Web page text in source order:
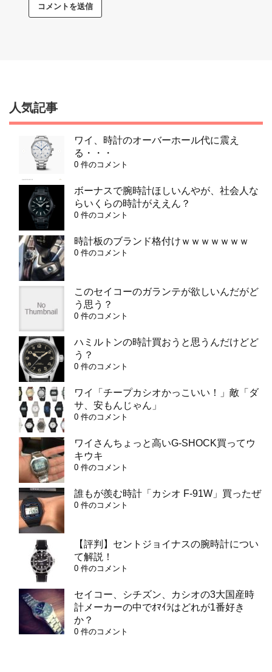
人気記事
ワイ、時計のオーバーホール代に震え
る・・・
0 件のコメント
ボーナスで腕時計ほしいんやが、社会人な
らいくらの時計がええん？
0 件のコメント
時計板のブランド格付けｗｗｗｗｗｗｗ
0 件のコメント
このセイコーのガランテが欲しいんだがど
う思う？
0 件のコメント
ハミルトンの時計買おうと思うんだけどど
う？
0 件のコメント
ワイ「チープカシオかっこいい！」敵「ダ
サ、安もんじゃん」
0 件のコメント
ワイさんちょっと高いG-SHOCK買ってウ
キウキ
0 件のコメント
誰もが羨む時計「カシオ F-91W」買ったぜ
0 件のコメント
【評判】セントジョイナスの腕時計につい
て解説！
0 件のコメント
セイコー、シチズン、カシオの3大国産時
計メーカーの中でｵﾏｲﾗはどれが1番好き
か？
0 件のコメント